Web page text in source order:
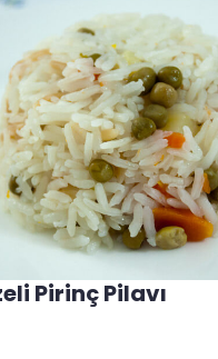
Pirinç Pilavı